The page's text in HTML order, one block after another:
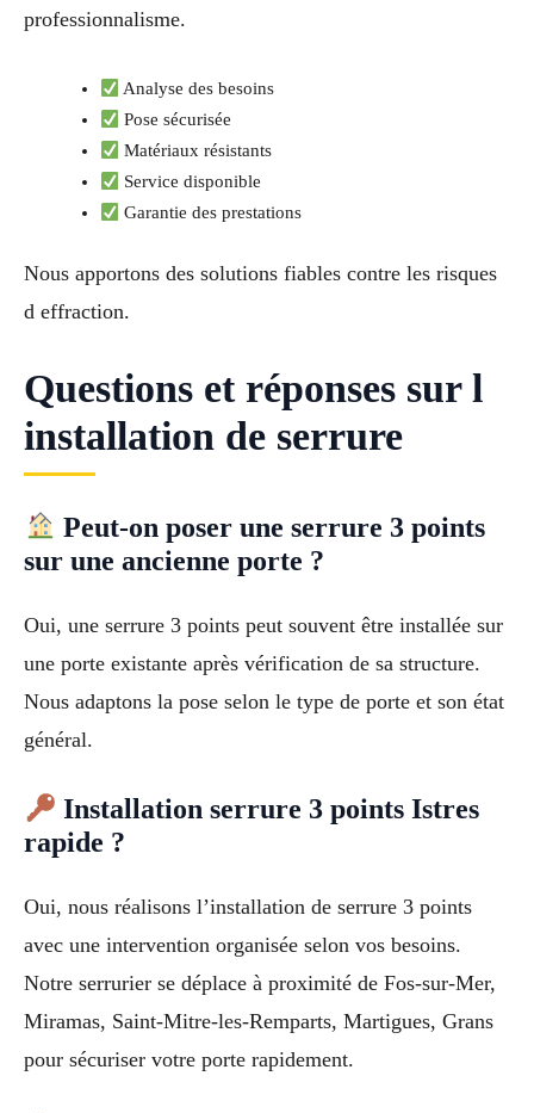
professionnalisme.
Analyse des besoins
Pose sécurisée
Matériaux résistants
Service disponible
Garantie des prestations
Nous apportons des solutions fiables contre les risques
d effraction.
Questions et réponses sur l
installation de serrure
Peut-on poser une serrure 3 points
sur une ancienne porte ?
Oui, une serrure 3 points peut souvent être installée sur
une porte existante après vérification de sa structure.
Nous adaptons la pose selon le type de porte et son état
général.
Installation serrure 3 points Istres
rapide ?
Oui, nous réalisons l’installation de serrure 3 points
avec une intervention organisée selon vos besoins.
Notre serrurier se déplace à proximité de Fos-sur-Mer,
Miramas, Saint-Mitre-les-Remparts, Martigues, Grans
pour sécuriser votre porte rapidement.